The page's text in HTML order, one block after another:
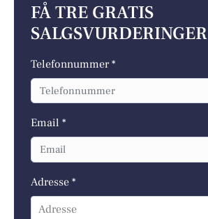
FÅ TRE GRATIS
SALGSVURDERINGER
Telefonnummer *
Email *
Adresse *
Adresse